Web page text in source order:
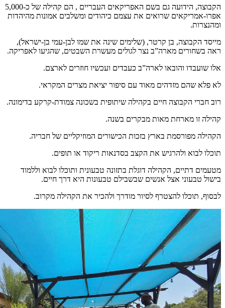
הקבוצה, הידועה גם בשם האפריקאים העבריים , הם קהילה של כ-5,000
אפרו-אמריקאים שרואים את עצמם כיהודים ומשלבים אמונות מהיהדות
ומהנצרות.
מייסד הקבוצה, בן קרטר, (שלימים שינה את שמו לבן-עמי בן-ישראל),
ראה בשחורים מארה”ב נצר לגולים מעשרת השבטים, שהגיעו לאפריקה.
אלו שועבדו והובאו לארה”ב כעבדים ועכשיו חוזרים לארצם.
לא פלא שהם מזדהים מאוד עם סיפור יציאת מצרים המקראי.
רוב חברי הקבוצה חיים בקהילה שיתופית בשכונה צמודת-קרקע בדימונה.
קהילה זו מארחת מאות מבקרים בשנה.
הקהילה מפורסמת בארץ בזכות הכישורים המוזיקליים של חבריה.
תוכלו לבוא ולהרגיש את הקצב בסדנאות ריקוד או תופים.
מטעמים דתיים, הקהילה דוגלת בתזונה טבעונית ותוכלו לבוא וללמוד
בישול טבעוני אצל אנשים שבשבילם טבעונות היא דרך חיים.
לבסוף, תוכלו להצטרף לסיור מודרך ולהכיר את הקהילה מקרוב.